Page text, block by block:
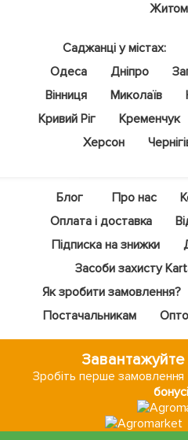
Саджанці у містах:
Одеса
Дніпро
Вінниця
Миколаїв
Кривий Ріг
Кременчук
Херсон
Блог Про нас
Оплата і доставка
Підписка на знижки
Засоби захисту
Як зробити замовлення?
Постачальникам
Зробіть перше